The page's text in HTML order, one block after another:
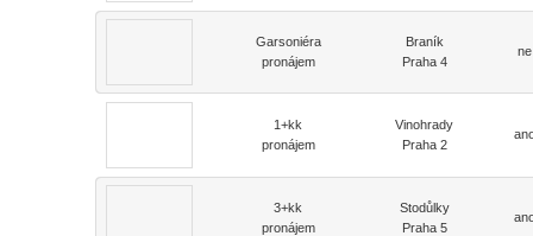
Garsoniéra
pronájem
Braník
Praha 4
ne
1+kk
pronájem
Vinohrady
Praha 2
3+kk
pronájem
Stodůlky
Praha 5